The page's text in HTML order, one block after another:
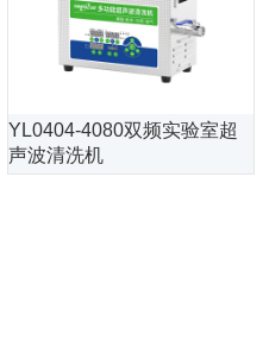
YL0404-4080双频实验室超
声波清洗机